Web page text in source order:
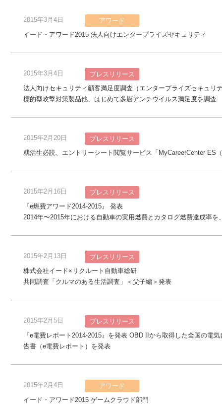
2015年3月4日
アワード
イード・アワード2015 法人向けエンタープライズセキュリティ
2015年3月4日
プレスリリース
法人向けセキュリティ顧客満足度調査（エンタープライズセキュリ
標的型攻撃対策製品他、はじめて多層アンチウイルス満足度を調査
2015年2月20日
プレスリリース
就活生必読、エントリーシート閲覧サービス「MyCareerCenter ES
2015年2月16日
プレスリリース
『e燃費アワード2014-2015』 発表
2014年〜2015年における自動車の実用燃費とカタログ燃費達成率を
2015年2月13日
プレスリリース
株式会社イード×リクルート自動車総研
共同調査「クルマのある生活調査」＜父子編＞発表
2015年2月5日
プレスリリース
『e電費レポート2014-2015』を発表 OBD IIから取得した全国の電
告書（e電費レポート）を発表
2015年2月4日
アワード
イード・アワード2015 ゲームクラウド部門